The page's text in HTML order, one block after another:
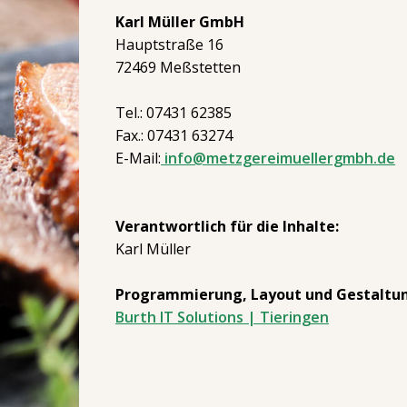
Karl Müller GmbH
Hauptstraße 16
72469 Meßstetten
Tel.: 07431 62385
Fax.: 07431 63274
E-Mail: info@metzgereimuellergmbh.de
Verantwortlich für die Inhalte:
Karl Müller
Programmierung, Layout und
Burth IT Solutions | Tieringen